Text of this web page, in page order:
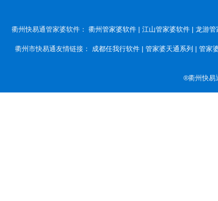
衢州快易通管家婆软件： 衢州管家婆软件 | 江山管家婆软件 | 龙游管
衢州市快易通友情链接： 成都任我行软件 | 管家婆天通系列 | 管家
®衢州快易